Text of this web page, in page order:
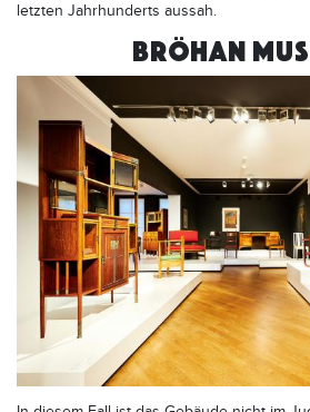
letzten Jahrhunderts aussah.
BRÖHAN